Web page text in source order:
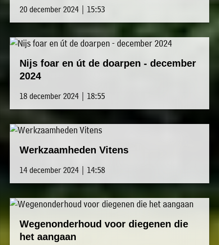
20 december 2024 | 15:53
Nijs foar en út de doarpen - december
2024
18 december 2024 | 18:55
Werkzaamheden Vitens
14 december 2024 | 14:58
Wegenonderhoud voor diegenen die
het aangaan